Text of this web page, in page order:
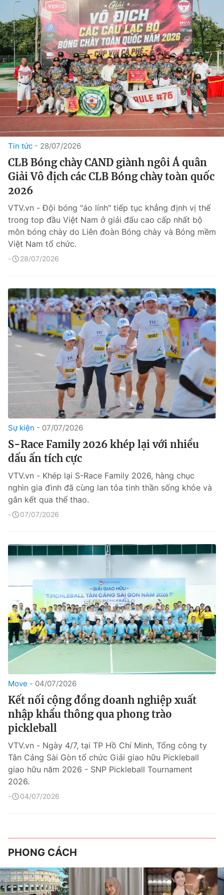
Tin tức 28/07/2026
CLB Bóng chày CAND giành ngôi Á quân
Giải Vô địch các CLB Bóng chày toàn quốc
2026
VTV.vn - Đội bóng "áo lính" tiếp tục khẳng định vị thế
trong top đầu Việt Nam ở giải đấu cao cấp nhất bộ
môn bóng chày do Liên đoàn Bóng chày và Bóng mềm
Việt Nam tổ chức.
28/07/2026
Sự kiện 07/07/2026
S-Race Family 2026 khép lại với nhiều
dấu ấn tích cực
VTV.vn - Khép lại S-Race Family 2026, hàng chục
nghìn gia đình đã cùng lan tỏa tinh thần sống khỏe và
gắn kết qua thể thao.
07/07/2026
Move 04/07/2026
Kết nối cộng đồng doanh nghiệp xuất
nhập khẩu thông qua phong trào
pickleball
VTV.vn - Ngày 4/7, tại TP Hồ Chí Minh, Tổng công ty
Tân Cảng Sài Gòn tổ chức Giải giao hữu Pickleball
giao hữu năm 2026 - SNP Pickleball Tournament
2026.
04/07/2026
PHONG CÁCH